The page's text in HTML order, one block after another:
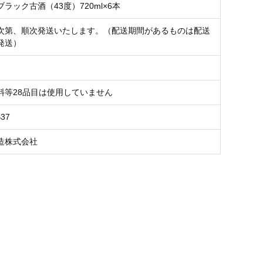
ラック古酒（43度）720ml×6本
第、順次発送いたします。（配送期間があるものは配送
）
等28品目は使用していません
株式会社